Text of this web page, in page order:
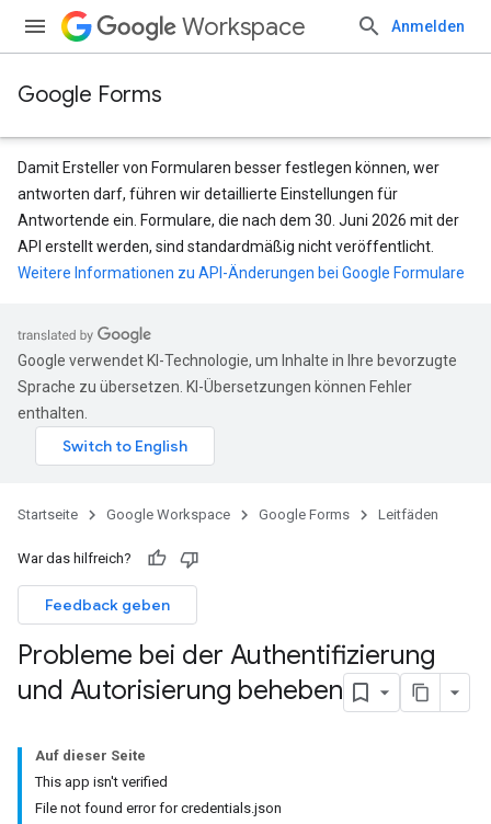
Workspace Anmelden
Google Forms
Damit Ersteller von Formularen besser festlegen können, wer
antworten darf, führen wir detaillierte Einstellungen für
Antwortende ein. Formulare, die nach dem 30. Juni 2026 mit der
API erstellt werden, sind standardmäßig nicht veröffentlicht.
Weitere Informationen zu API-Änderungen bei Google Formulare
Google verwendet KI-Technologie, um Inhalte in Ihre bevorzugte
Sprache zu übersetzen. KI-Übersetzungen können Fehler
enthalten.
Startseite Google Workspace Google Forms Leitfäden
War das hilfreich?
Feedback geben
Probleme bei der Authentifizierung
und Autorisierung beheben
Auf dieser Seite
This app isn't verified
File not found error for credentials.json